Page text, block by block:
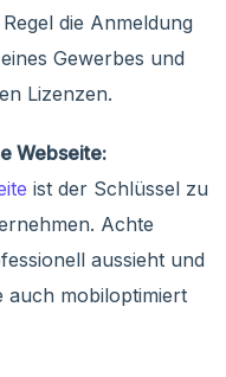
die Anmeldung
Gewerbes und
Lizenzen.
Webseite:
ist der Schlüssel zu
Achte
aussieht und
auch mobiloptimiert